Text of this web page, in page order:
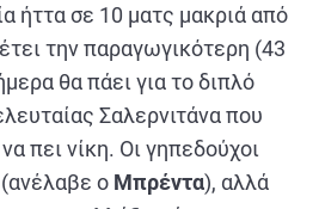
ήττα σε 10 ματς μακριά από
την παραγωγικότερη (43
θα πάει για το διπλό
Σαλερνιτάνα που
πει νίκη. Οι γηπεδούχοι
ο Μπρέντα), αλλά